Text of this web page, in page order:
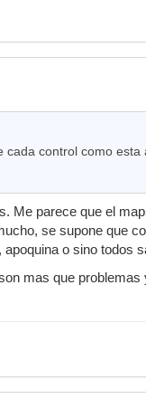
control como esta
Me parece que el
se supone que
o sino todos
mas que